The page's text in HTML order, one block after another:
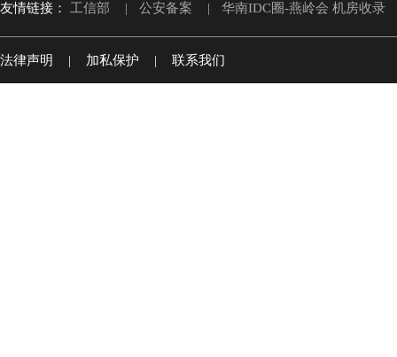
友情链接： 工信部 | 公安备案 | 华南IDC圈-燕岭会 机房收录
法律声明 | 加私保护 | 联系我们